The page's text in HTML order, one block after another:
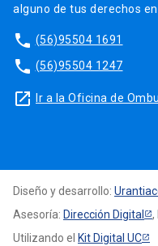
alguno de tus derechos
phone (56)95504 1691
phone (56)95504 1247
launch Ir a la Oficina de
Diseño y desarrollo:
Asesoría: Dirección Digital
,
Utilizando el Kit Digital UC